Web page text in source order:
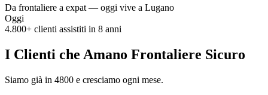
Da frontaliere a expat — oggi vive a Lugano
Oggi
4.800+ clienti assistiti in 8 anni
I Clienti che Amano Frontaliere Sicuro
Siamo già in 4800 e cresciamo ogni mese.